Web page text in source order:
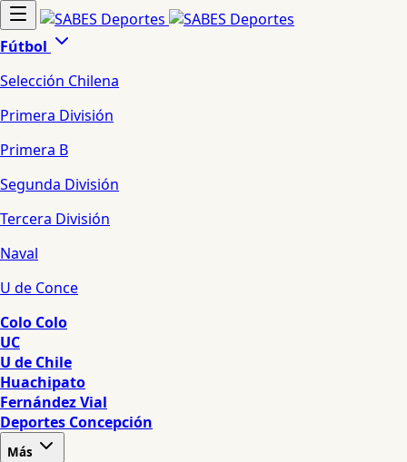
Fútbol
Selección Chilena
Primera División
Primera B
Segunda División
Tercera División
Naval
U de Conce
Colo Colo
UC
U de Chile
Huachipato
Fernández Vial
Deportes Concepción
Más